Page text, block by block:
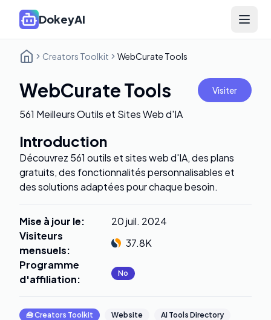
DokeyAI Open
Creators Toolkit WebCurate Tools
WebCurate Tools Visiter
561 Meilleurs Outils et Sites Web d'IA
Introduction
Découvrez 561 outils et sites web d'IA, des plans
gratuits, des fonctionnalités personnalisables et
des solutions adaptées pour chaque besoin.
Mise à jour le:
20 juil. 2024
Visiteurs
mensuels:
37.8K
Programme
d'affiliation: No
🧰Creators Toolkit Website AI Tools Directory